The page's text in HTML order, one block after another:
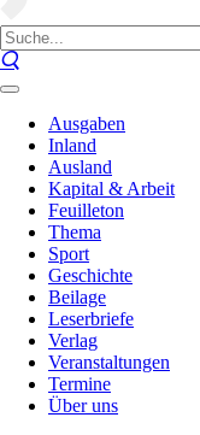
Ausgaben
Inland
Ausland
Kapital & Arbeit
Feuilleton
Thema
Sport
Geschichte
Beilage
Leserbriefe
Verlag
Veranstaltungen
Termine
Über uns